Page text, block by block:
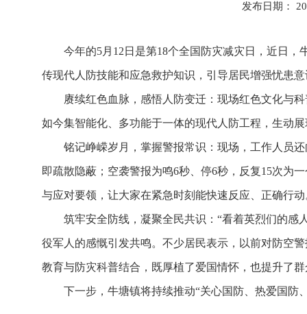
发布日期：
今年的5月12日是第18个全国防灾减灾日，近日
传现代人防技能和应急救护知识，引导居民增强忧患
赓续红色血脉，感悟人防变迁：现场红色文化与
如今集智能化、多功能于一体的现代人防工程，生动
铭记峥嵘岁月，掌握警报常识：现场，工作人员
即疏散隐蔽；空袭警报为鸣6秒、停6秒，反复15次为
与应对要领，让大家在紧急时刻能快速反应、正确行动
筑牢安全防线，凝聚全民共识：“看着英烈们的感
役军人的感慨引发共鸣。不少居民表示，以前对防空
教育与防灾科普结合，既厚植了爱国情怀，也提升了
下一步，牛塘镇将持续推动“关心国防、热爱国防